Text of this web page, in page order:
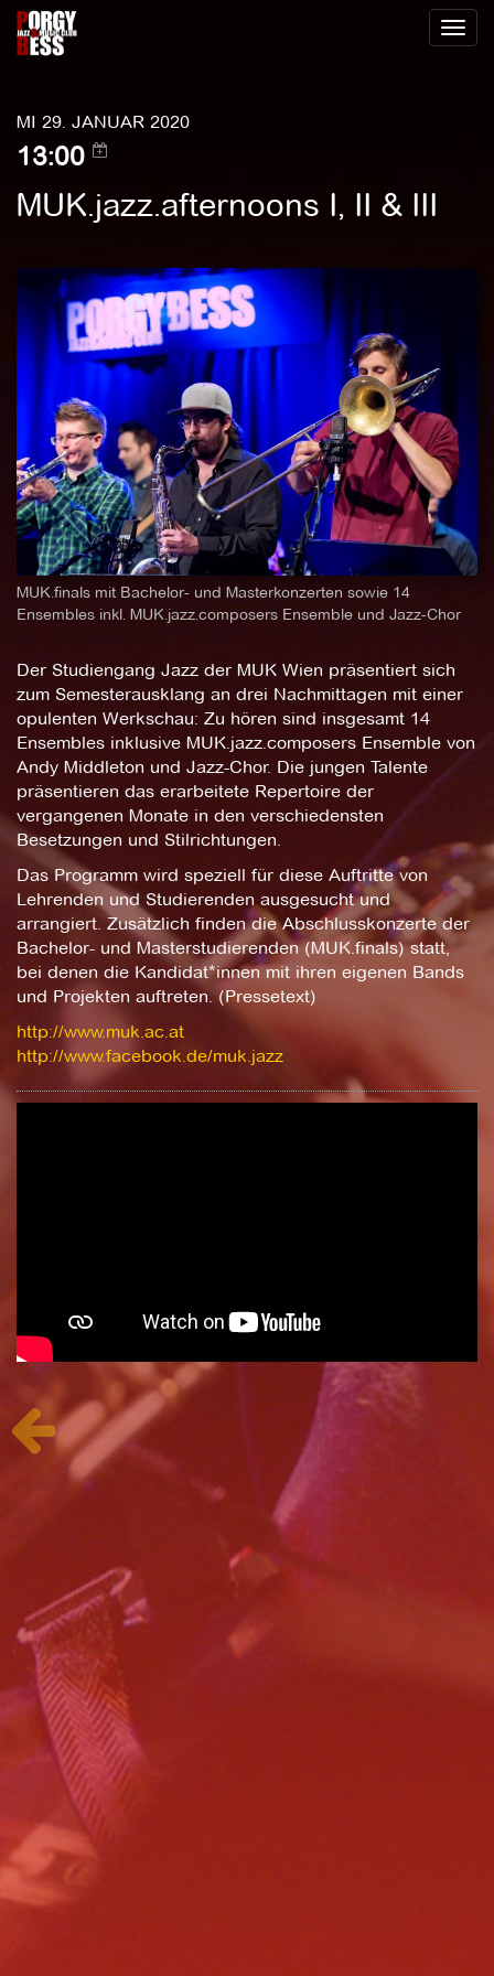
Toggle
MI 29. JANUAR 2020
13:00
MUK.jazz.afternoons I, II & III
MUK.finals mit Bachelor- und Masterkonzerten sowie 14
Ensembles inkl. MUK.jazz.composers Ensemble und Jazz-Chor
Der Studiengang Jazz der MUK Wien präsentiert sich
zum Semesterausklang an drei Nachmittagen mit einer
opulenten Werkschau: Zu hören sind insgesamt 14
Ensembles inklusive MUK.jazz.composers Ensemble von
Andy Middleton und Jazz-Chor. Die jungen Talente
präsentieren das erarbeitete Repertoire der
vergangenen Monate in den verschiedensten
Besetzungen und Stilrichtungen.
Das Programm wird speziell für diese Auftritte von
Lehrenden und Studierenden ausgesucht und
arrangiert. Zusätzlich finden die Abschlusskonzerte der
Bachelor- und Masterstudierenden (MUK.finals) statt,
bei denen die Kandidat*innen mit ihren eigenen Bands
und Projekten auftreten. (Pressetext)
http://www.muk.ac.at
http://www.facebook.de/muk.jazz